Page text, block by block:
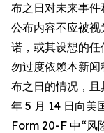
布之日对未来事
公布内容不应被
诺，或其设想的
勿过度依赖本新
布之日的情况，
年 5 月 14 日向美
Form 20-F 中“风